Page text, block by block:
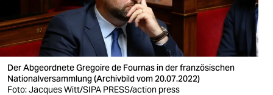
verlag
verlag
veranstaltungen
shop
Der Abgeordnete Gregoire de Fournas in der französischen
Nationalversammlung (Archivbild vom 20.07.2022)
Foto: Jacques Witt/SIPA PRESS/action press